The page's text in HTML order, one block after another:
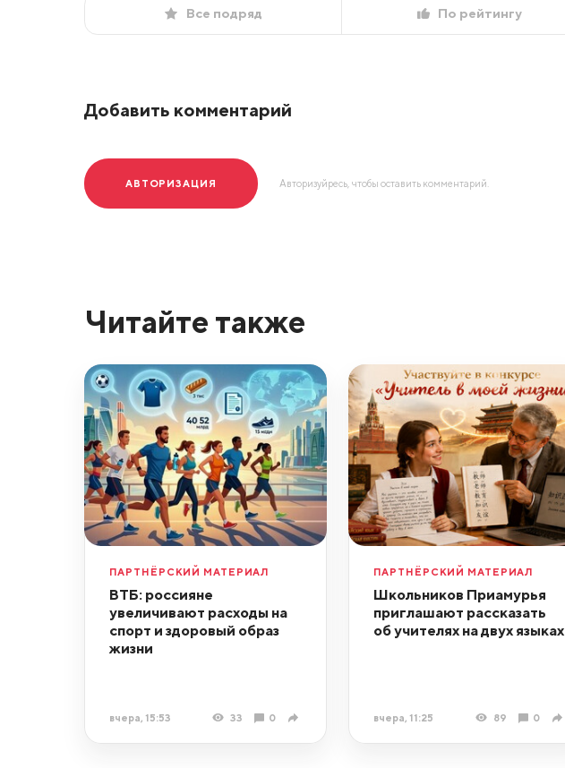
Все подряд По рейтингу
Добавить комментарий
АВТОРИЗАЦИЯ Авторизуйресь, чтобы оставить комментарий.
Читайте также
ПАРТНЁРСКИЙ МАТЕРИАЛ
ВТБ: россияне
увеличивают расходы на
спорт и здоровый образ
жизни
вчера, 15:53 33 0
ПАРТНЁРСКИЙ МАТЕРИАЛ
Школьников Приамурья
приглашают рассказать
об учителях на двух языках
вчера, 11:25 89 0